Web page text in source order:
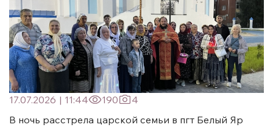
17.07.2026 | 11:44 190
4
В ночь расстрела царской семьи в пгт Белый Яр